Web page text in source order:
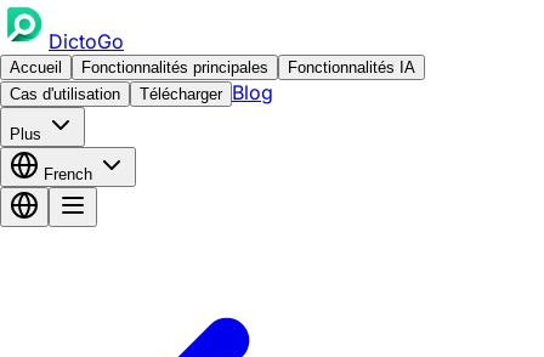
DictoGo
Accueil Fonctionnalités principales
Fonctionnalités IA
Cas d'utilisation
Télécharger Blog
Plus
French